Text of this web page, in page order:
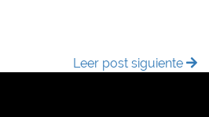
Leer post siguiente